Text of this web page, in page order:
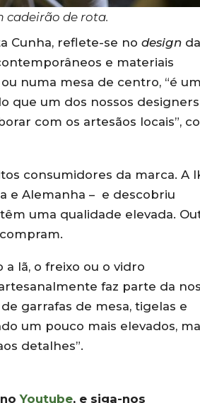
cadeirão de rota.
Cunha, reflete-se no design da
e materiais
numa mesa de centro, “é
que um dos nossos designers
com os artesãos locais”,
consumidores da marca. A
e Alemanha – e descobriu
têm uma qualidade elevada.
lã, o freixo ou o vidro
faz parte da
garrafas de mesa, tigelas e
um pouco mais elevados,
detalhes”.
noYoutube, e siga-nos